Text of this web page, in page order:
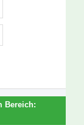
Bereich: